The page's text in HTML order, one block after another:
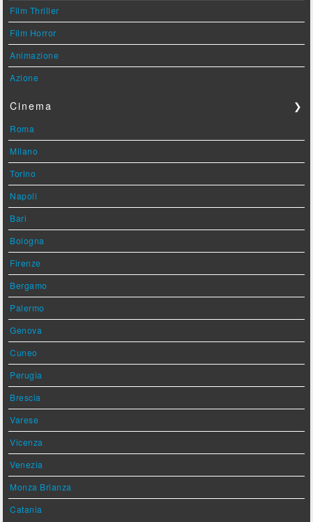
Film Thriller
Film Horror
Animazione
Azione
Cinema ❯
Roma
Milano
Torino
Napoli
Bari
Bologna
Firenze
Bergamo
Palermo
Genova
Cuneo
Perugia
Brescia
Varese
Vicenza
Venezia
Monza Brianza
Catania